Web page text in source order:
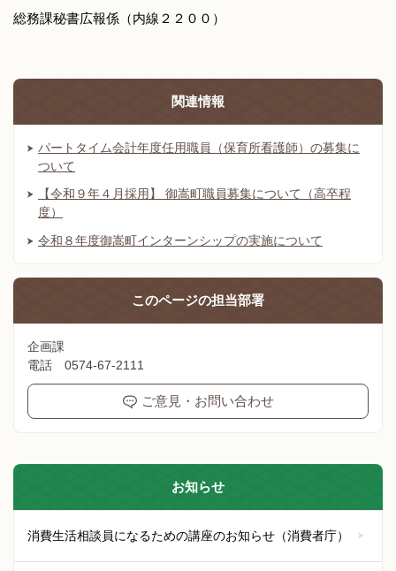
総務課秘書広報係（内線２２００）
関連情報
パートタイム会計年度任用職員（保育所看護師）の募集に
ついて
【令和９年４月採用】 御嵩町職員募集について（高卒程
度）
令和８年度御嵩町インターンシップの実施について
このページの担当部署
企画課
電話 0574-67-2111
ご意見・お問い合わせ
お知らせ
消費生活相談員になるための講座のお知らせ（消費者庁）